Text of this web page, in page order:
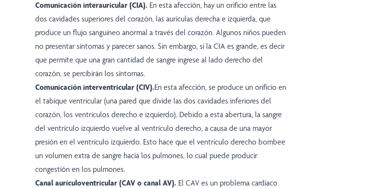
Comunicación interauricular (CIA). En esta afección, hay un orificio entre las
dos cavidades superiores del corazón, las aurículas derecha e izquierda, que
produce un flujo sanguíneo anormal a través del corazón. Algunos niños pueden
no presentar síntomas y parecer sanos. Sin embargo, si la CIA es grande, es decir
que permite que una gran cantidad de sangre ingrese al lado derecho del
corazón, se percibirán los síntomas.
Comunicación interventricular (CIV).En esta afección, se produce un orificio en
el tabique ventricular (una pared que divide las dos cavidades inferiores del
corazón, los ventrículos derecho e izquierdo). Debido a esta abertura, la sangre
del ventrículo izquierdo vuelve al ventrículo derecho, a causa de una mayor
presión en el ventrículo izquierdo. Esto hace que el ventrículo derecho bombee
un volumen extra de sangre hacia los pulmones, lo cual puede producir
congestión en los pulmones.
Canal aurículoventricular (CAV o canal AV). El CAV es un problema cardíaco